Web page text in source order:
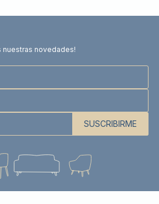
nuestras novedades!
SUSCRIBIRME